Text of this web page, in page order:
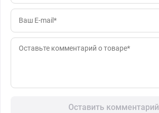
Оставить комментарий